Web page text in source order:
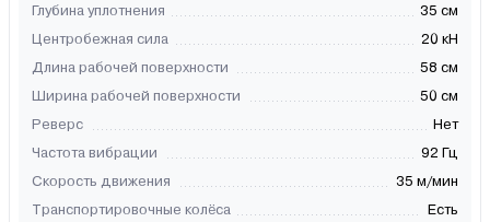
Глубина уплотнения
35 см
Центробежная сила
20 кН
Длина рабочей поверхности
58 см
Ширина рабочей поверхности
50 см
Реверс
Нет
Частота вибрации
92 Гц
Скорость движения
35 м/мин
Транспортировочные колёса
Есть